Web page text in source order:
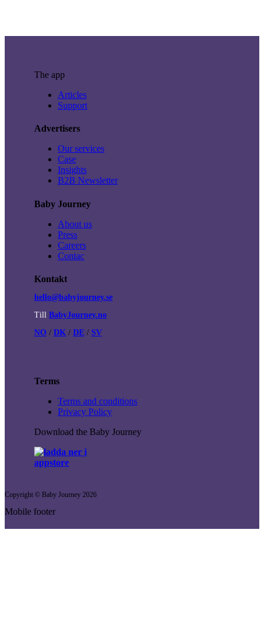
The app
Articles
Support
Advertisers
Our services
Case
Insights
B2B Newsletter
Baby Journey
About us
Press
Careers
Contac
Kontakt
hello@babyjourney.se
Till BabyJourney.no
NO / DK / DE / SV
Terms
Terms and conditions
Privacy Policy
Download the Baby Journey
Copyright © Baby Journey 2026
Mobile footer